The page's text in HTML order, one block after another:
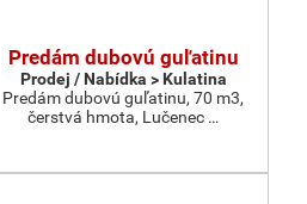
Predám dubovú guľatinu
Prodej / Nabídka > Kulatina
Predám dubovú guľatinu, 70 m3,
čerstvá hmota, Lučenec …